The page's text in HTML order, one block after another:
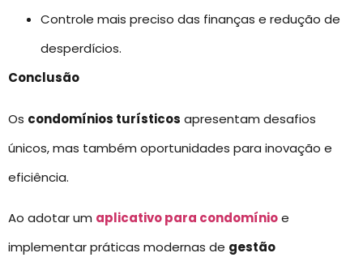
Controle mais preciso das finanças e redução de
desperdícios.
Conclusão
Os condomínios turísticos apresentam desafios
únicos, mas também oportunidades para inovação e
eficiência.
Ao adotar um aplicativo para condomínioe
implementar práticas modernas de gestão